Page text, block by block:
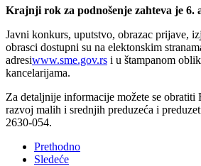
Krajnji rok za podnošenje zahteva je 6.
Javni konkurs, uputstvo, obrazac prijave,
obrasci dostupni su na elektonskim
adresiwww.sme.gov.rs i u štampanom
kancelarijama.
Za detaljnije informacije možete se obratiti
razvoj malih i srednjih preduzeća i
2630-054.
Prethodno
Sledeće